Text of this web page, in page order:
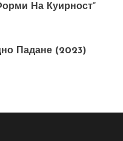
На Куирност“
Падане (2023)